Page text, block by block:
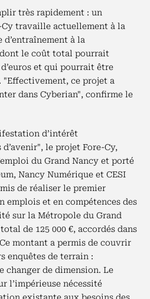
très rapidement : un
travaille actuellement à la
à la
le coût total pourrait
et qui pourrait être
"Effectivement, ce projet a
dans Cyberian", confirme le
d’intérêt
le projet Fore-Cy,
du Grand Nancy et porté
Nancy Numérique et CESI
de réaliser le premier
emplois et en compétences des
sur la Métropole du Grand
de 125 000 €, accordés dans
montant a permis de couvrir
enquêtes de terrain :
changer de dimension. Le
l’impérieuse nécessité